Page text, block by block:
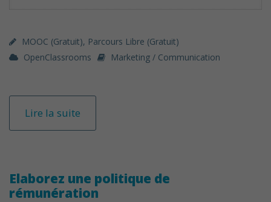
MOOC (gratuit), Parcours Libre (gratuit)
OpenClassrooms
Marketing / Communication
Lire la suite
Elaborez une politique de
rémunération